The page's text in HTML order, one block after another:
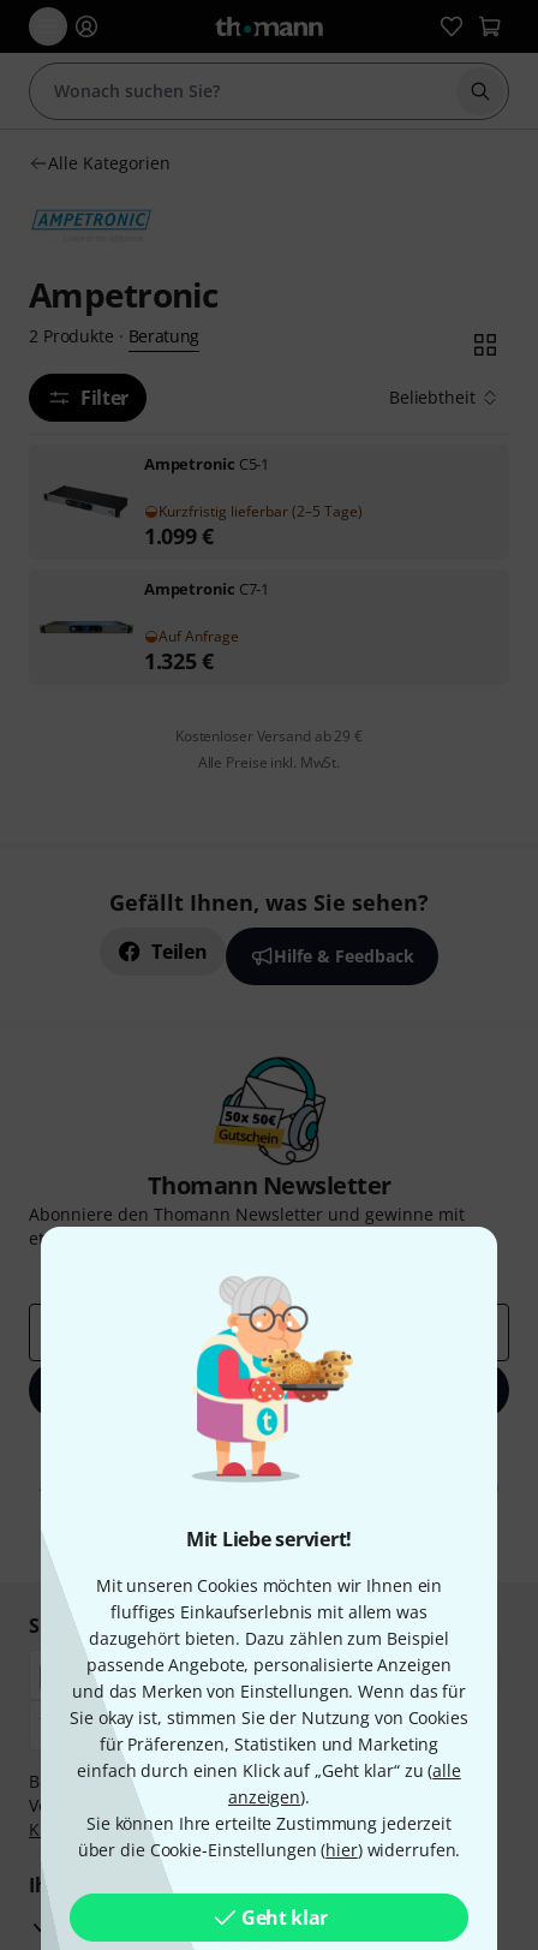
Mit Liebe serviert!
Mit unseren Cookies möchten wir Ihnen ein
fluffiges Einkaufserlebnis mit allem was
dazugehört bieten. Dazu zählen zum Beispiel
passende Angebote, personalisierte Anzeigen
und das Merken von Einstellungen. Wenn das für
Sie okay ist, stimmen Sie der Nutzung von Cookies
für Präferenzen, Statistiken und Marketing
einfach durch einen Klick auf „Geht klar“ zu (alle
anzeigen).
Sie können Ihre erteilte Zustimmung jederzeit
über die Cookie-Einstellungen (hier) widerrufen.
Geht klar
Suche
Alle Kategorien
Ampetronic
2 Produkte · Beratung
Filter Beliebtheit
Ampetronic C5-1
Kurzfristig lieferbar (2–5 Tage)
1.099€
Ampetronic C7-1
Auf Anfrage
1.325€
Kostenloser Versand ab 29 €
Alle Preise inkl. MwSt.
Gefällt Ihnen, was Sie sehen?
Teilen Hilfe & Feedback
Thomann Newsletter
Abonniere den Thomann Newsletter und gewinne mit
etwas Glück einen von
Inspirierende Beiträge
Jetzt anmelden
Mit Klick auf „Jetzt anmelden“ stimmen Sie dem Erhalt von E-Mail-
Werbung und einer Messung des E-Mail-Nutzungsverhaltens zu. Die
Abmeldung ist jederzeit möglich. Weitere Informationen finden Sie in
* Pflichtfeld
Sicher einkaufen & bezahlen
Bezahlen Sie vertraulich und sicher per Nachnahme,
Vorkasse, PayPal, Amazon Pay,Klarna Sofort bezahlen
Klarna Ratenzahlungoder Kreditkarte.
Ihre Vorteile
3 Jahre Thomann Garantie